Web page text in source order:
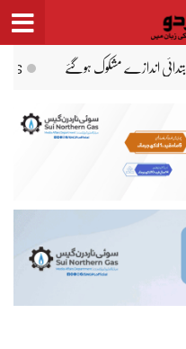
اسلام آباد: پاکستان،